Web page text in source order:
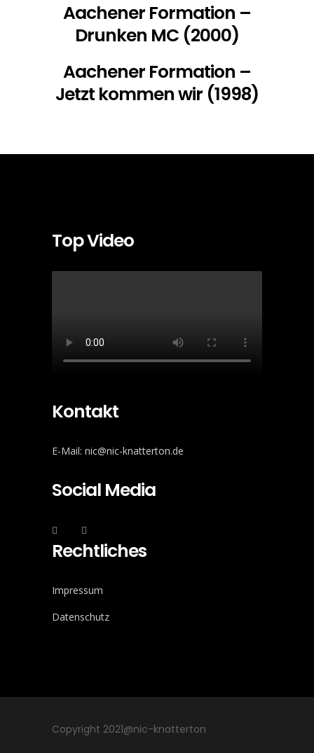
Aachener Formation –
Drunken MC (2000)
Aachener Formation –
Jetzt kommen wir (1998)
Top Video
Kontakt
E-Mail: nic@nic-knatterton.de
Social Media
Rechtliches
Impressum
Datenschutz
Copyright 2021@nic-knatterton